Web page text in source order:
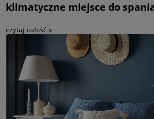
klimatyczne miejsce do
czytaj całość »